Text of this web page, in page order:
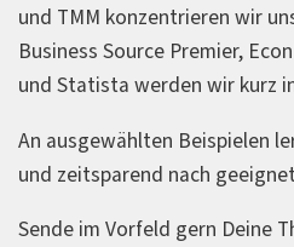
und TMM konzentrieren wir
Business Source Premier,
und Statista werden wir kurz
An ausgewählten Beispielen
und zeitsparend nach
Sende im Vorfeld gern Deine